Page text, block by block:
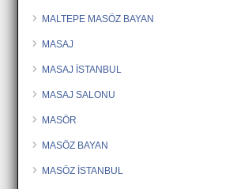
MALTEPE MASÖZ BAYAN
MASAJ
MASAJ İSTANBUL
MASAJ SALONU
MASÖR
MASÖZ BAYAN
MASÖZ İSTANBUL